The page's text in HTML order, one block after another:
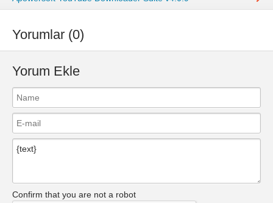
Yorumlar (0)
Yorum Ekle
Confirm that you are not a robot